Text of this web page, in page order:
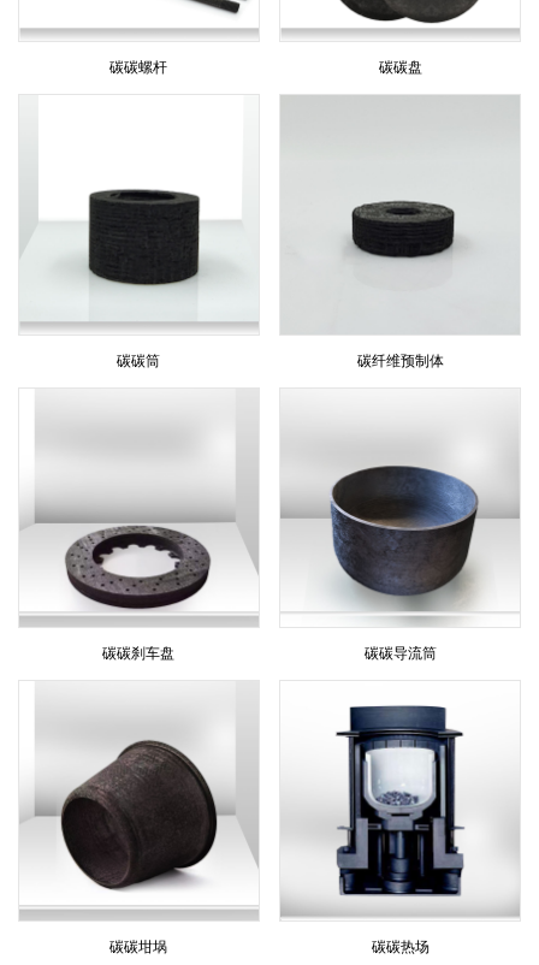
碳碳螺杆 碳碳盘
碳碳筒 碳纤维预制体
碳碳刹车盘 碳碳导流筒
碳碳坩埚 碳碳热场